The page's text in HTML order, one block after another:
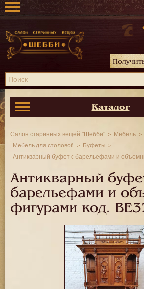
Каталог
Салон старинных вещей "Шебби"
Мебель
Мебель для столовой
Буфеты
Антикварный буфет с барельефами и
Антикварный
барельефами и
фигурами код.